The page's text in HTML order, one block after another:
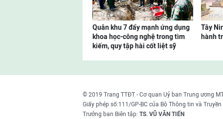
Quân khu 7 đẩy mạnh ứng dụng
khoa học-công nghệ trong tìm
kiếm, quy tập hài cốt liệt sỹ
Tây
hành
© 2019 Trang TTĐT - Cơ quan Uỷ ban Trung ương
Giấy phép số:111/GP-BC của Bộ Thông tin và
Trưởng ban Biên tập: TS. VŨ VĂN TIẾN